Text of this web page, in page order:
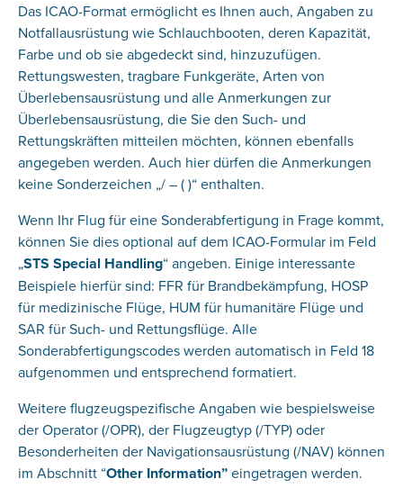
Das ICAO-Format ermöglicht es Ihnen auch, Angaben zu
Notfallausrüstung wie Schlauchbooten, deren Kapazität,
Farbe und ob sie abgedeckt sind, hinzuzufügen.
Rettungswesten, tragbare Funkgeräte, Arten von
Überlebensausrüstung und alle Anmerkungen zur
Überlebensausrüstung, die Sie den Such- und
Rettungskräften mitteilen möchten, können ebenfalls
angegeben werden. Auch hier dürfen die Anmerkungen
keine Sonderzeichen „/ – ( )“ enthalten.
Wenn Ihr Flug für eine Sonderabfertigung in Frage kommt,
können Sie dies optional auf dem ICAO-Formular im Feld
„STS Special Handling“ angeben. Einige interessante
Beispiele hierfür sind: FFR für Brandbekämpfung, HOSP
für medizinische Flüge, HUM für humanitäre Flüge und
SAR für Such- und Rettungsflüge. Alle
Sonderabfertigungscodes werden automatisch in Feld 18
aufgenommen und entsprechend formatiert.
Weitere flugzeugspezifische Angaben wie bespielsweise
der Operator (/OPR), der Flugzeugtyp (/TYP) oder
Besonderheiten der Navigationsausrüstung (/NAV) können
im Abschnitt “Other Information”eingetragen werden.